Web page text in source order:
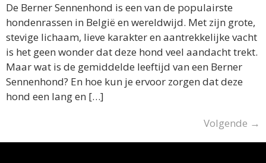
De Berner Sennenhond is een van de populairste
hondenrassen in België en wereldwijd. Met zijn grote,
stevige lichaam, lieve karakter en aantrekkelijke vacht
is het geen wonder dat deze hond veel aandacht trekt.
Maar wat is de gemiddelde leeftijd van een Berner
Sennenhond? En hoe kun je ervoor zorgen dat deze
hond een lang en […]
Volgende →